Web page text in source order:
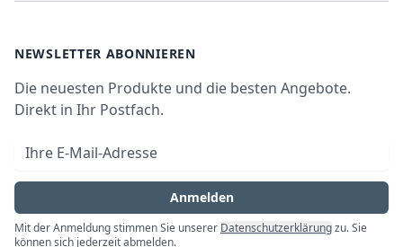
Datenschutz
Widerrufsrecht
Impressum
NEWSLETTER ABONNIEREN
Die neuesten Produkte und die besten Angebote.
Direkt in Ihr Postfach.
E-Mail-Adresse
Anmelden
Mit der Anmeldung stimmen Sie unserer Datenschutzerklärungzu. Sie
können sich jederzeit abmelden.